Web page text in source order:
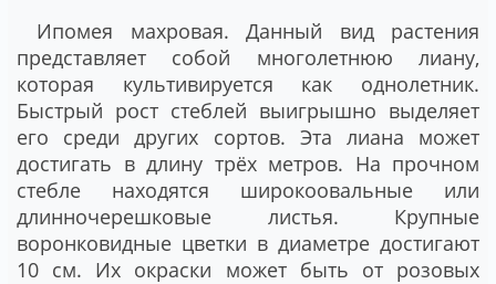
Ипомея махровая. Данный вид растения
представляет собой многолетнюю лиану,
которая культивируется как однолетник.
Быстрый рост стеблей выигрышно выделяет
его среди других сортов. Эта лиана может
достигать в длину трёх метров. На прочном
стебле находятся широкоовальные или
длинночерешковые листья. Крупные
воронковидные цветки в диаметре достигают
10 см. Их окраски может быть от розовых